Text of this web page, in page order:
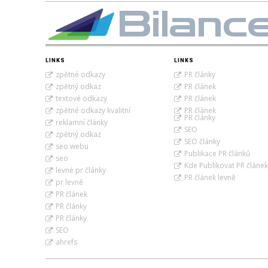
LINKS
zpětné odkazy
zpětný odkaz
textové odkazy
zpětné odkazy kvalitní
reklamní články
zpětný odkaz
seo webu
seo
levné pr články
pr levně
PR článek
PR články
PR články
SEO
ahrefs
LINKS
PR články
PR článek
PR článek
PR článek
PR články
SEO
SEO články
Publikace PR článků
Kde Publikovat PR článek
PR článek levně